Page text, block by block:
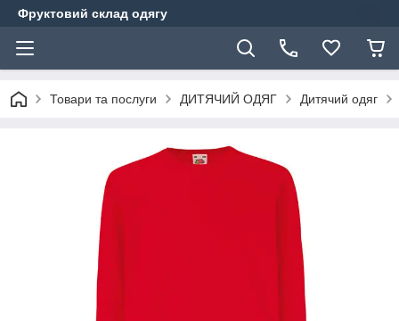
Фруктовий склад одягу
Товари та послуги ДИТЯЧИЙ ОДЯГ Дитячий одяг